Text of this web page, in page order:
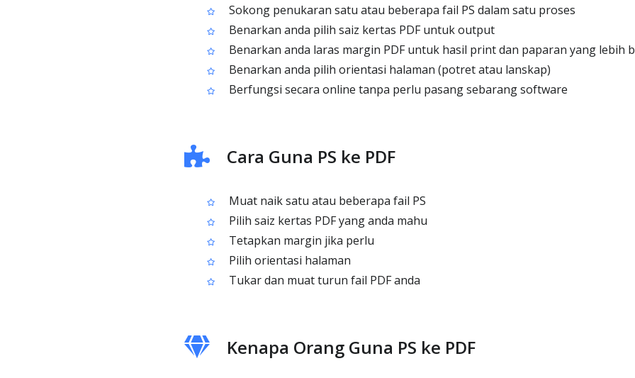
Sokong penukaran satu atau beberapa fail PS dalam satu proses
Benarkan anda pilih saiz kertas PDF untuk output
Benarkan anda laras margin PDF untuk hasil print dan paparan yang lebih
Benarkan anda pilih orientasi halaman (potret atau lanskap)
Berfungsi secara online tanpa perlu pasang sebarang software
Cara Guna PS ke PDF
Muat naik satu atau beberapa fail PS
Pilih saiz kertas PDF yang anda mahu
Tetapkan margin jika perlu
Pilih orientasi halaman
Tukar dan muat turun fail PDF anda
Kenapa Orang Guna PS ke PDF